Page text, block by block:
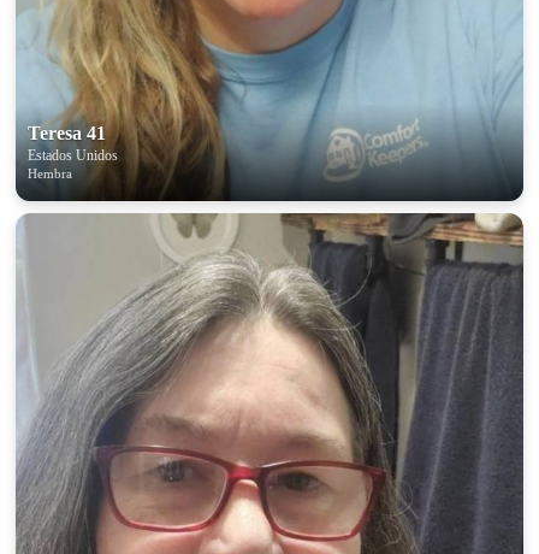
Teresa 41
Estados Unidos
Hembra